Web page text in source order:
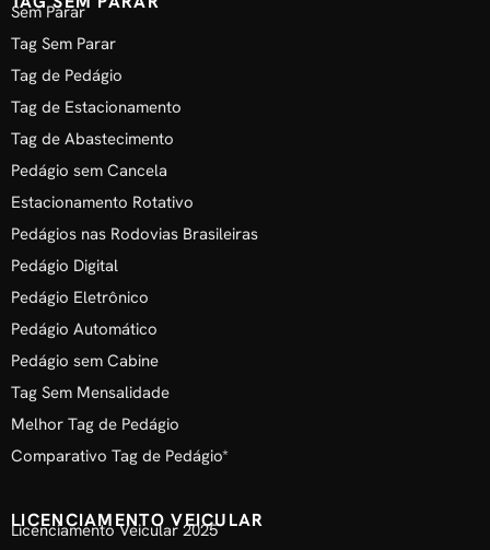
Sem Parar
Tag Sem Parar
Tag de Pedágio
Tag de Estacionamento
Tag de Abastecimento
Pedágio sem Cancela
Estacionamento Rotativo
Pedágios nas Rodovias Brasileiras
Pedágio Digital
Pedágio Eletrônico
Pedágio Automático
Pedágio sem Cabine
Tag Sem Mensalidade
Melhor Tag de Pedágio
Comparativo Tag de Pedágio*
LICENCIAMENTO VEICULAR
Licenciamento Veicular 2025